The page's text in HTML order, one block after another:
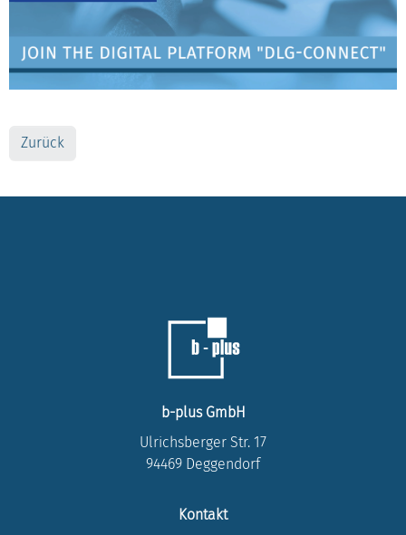
Zurück
b-plus GmbH
Ulrichsberger Str. 17
94469 Deggendorf
Kontakt